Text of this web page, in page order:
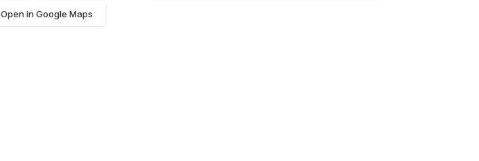
Open in Google Maps